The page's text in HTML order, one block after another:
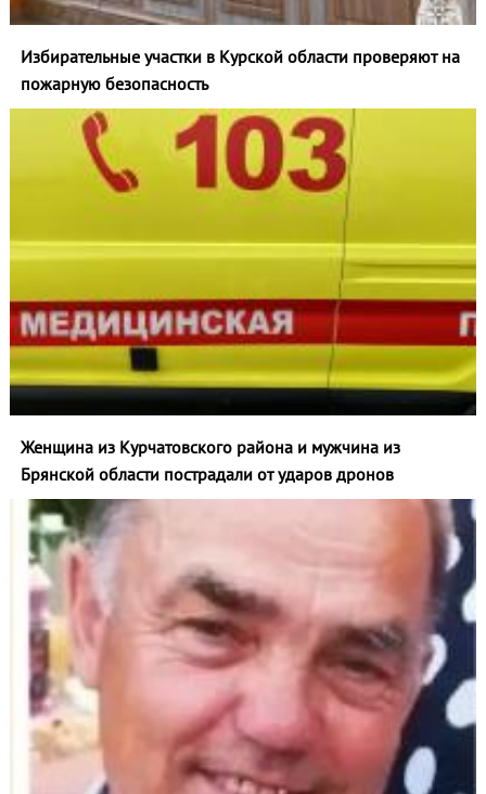
Избирательные участки в Курской области проверяют на
пожарную безопасность
Женщина из Курчатовского района и мужчина из
Брянской области пострадали от ударов дронов